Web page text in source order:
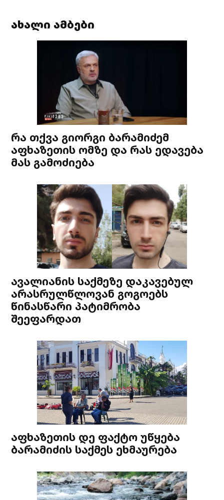
ახალი ამბები
რა თქვა გიორგი ბარამიძემ
აფხაზეთის ომზე და რას ედავება
მას გამოძიება
ავალიანის საქმეზე დაკავებულ
არასრულწლოვან გოგოებს
წინასწარი პატიმრობა
შეეფარდათ
აფხაზეთის დე ფაქტო უწყება
ბარამიძის საქმეს ეხმაურება